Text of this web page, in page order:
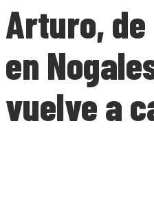
Arturo,
en
vuelve a